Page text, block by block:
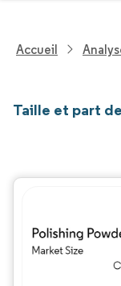
Accueil
Taille et part